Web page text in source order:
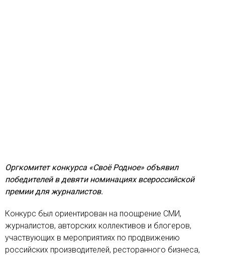
Оргкомитет конкурса «Своё Родное» объявил
победителей в девяти номинациях всероссийской
премии для журналистов.
Конкурс был ориентирован на поощрение СМИ,
журналистов, авторских коллективов и блогеров,
участвующих в мероприятиях по продвижению
российских производителей, ресторанного бизнеса,